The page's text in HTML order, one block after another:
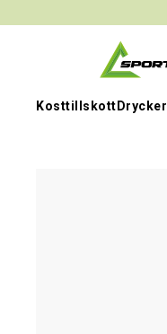
KosttillskottDrycker